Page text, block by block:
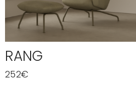
RANG
252€